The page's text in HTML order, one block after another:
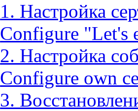
1. Настройка
Configure "Let's
2. Настройка
Configure own
3.